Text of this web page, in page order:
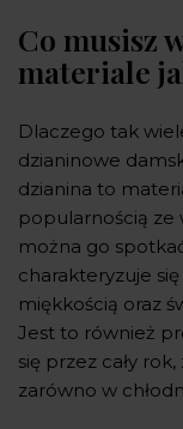
Co musisz
materiale
Dlaczego tak
dzianinowe
dzianina to
popularnością ze
można go
charakteryzuje
miękkością oraz
Jest to również
się przez cały
zarówno w